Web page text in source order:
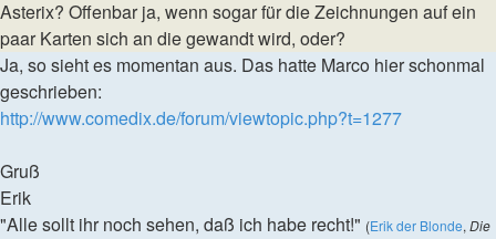
Asterix? Offenbar ja, wenn sogar für die Zeichnungen auf ein
paar Karten sich an die gewandt wird, oder?
Ja, so sieht es momentan aus. Das hatte Marco hier schonmal
geschrieben:
http://www.comedix.de/forum/viewtopic.php?t=1277
Gruß
Erik
"Alle sollt ihr noch sehen, daß ich habe recht!" (Erik der Blonde, Die